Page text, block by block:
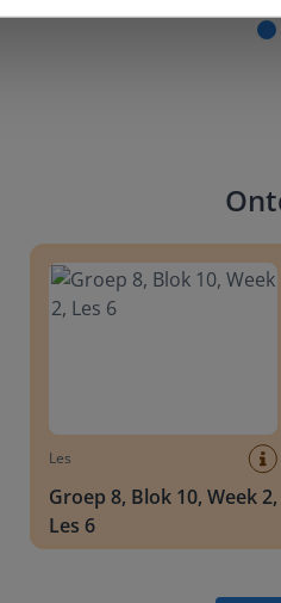
Les
Groep 8, Blok 10, Week 2,
Les 6